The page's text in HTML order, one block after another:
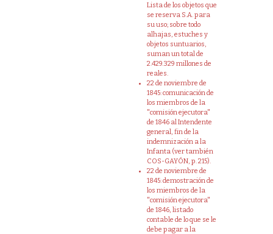
Lista de los objetos que
se reserva S.A. para
su uso; sobre todo
alhajas, estuches y
objetos suntuarios,
suman un total de
2.429.329 millones de
reales.
22 de noviembre de
1845: comunicación de
los miembros de la
"comisión ejecutora"
de 1846 al Intendente
general, fin de la
indemnización a la
Infanta (ver también
COS-GAYÓN, p. 215).
22 de noviembre de
1845: demostración de
los miembros de la
"comisión ejecutora"
de 1846, listado
contable de lo que se le
debe pagar a la